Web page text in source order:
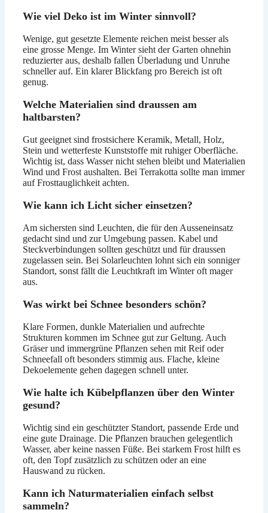
Wie viel Deko ist im Winter sinnvoll?
Wenige, gut gesetzte Elemente reichen meist besser als
eine grosse Menge. Im Winter sieht der Garten ohnehin
reduzierter aus, deshalb fallen Überladung und Unruhe
schneller auf. Ein klarer Blickfang pro Bereich ist oft
genug.
Welche Materialien sind draussen am
haltbarsten?
Gut geeignet sind frostsichere Keramik, Metall, Holz,
Stein und wetterfeste Kunststoffe mit ruhiger Oberfläche.
Wichtig ist, dass Wasser nicht stehen bleibt und Materialien
Wind und Frost aushalten. Bei Terrakotta sollte man immer
auf Frosttauglichkeit achten.
Wie kann ich Licht sicher einsetzen?
Am sichersten sind Leuchten, die für den Ausseneinsatz
gedacht sind und zur Umgebung passen. Kabel und
Steckverbindungen sollten geschützt und für draussen
zugelassen sein. Bei Solarleuchten lohnt sich ein sonniger
Standort, sonst fällt die Leuchtkraft im Winter oft mager
aus.
Was wirkt bei Schnee besonders schön?
Klare Formen, dunkle Materialien und aufrechte
Strukturen kommen im Schnee gut zur Geltung. Auch
Gräser und immergrüne Pflanzen sehen mit Reif oder
Schneefall oft besonders stimmig aus. Flache, kleine
Dekoelemente gehen dagegen schnell unter.
Wie halte ich Kübelpflanzen über den Winter
gesund?
Wichtig sind ein geschützter Standort, passende Erde und
eine gute Drainage. Die Pflanzen brauchen gelegentlich
Wasser, aber keine nassen Füße. Bei starkem Frost hilft es
oft, den Topf zusätzlich zu schützen oder an eine
Hauswand zu rücken.
Kann ich Naturmaterialien einfach selbst
sammeln?